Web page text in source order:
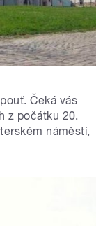
Čeká vás
z počátku 20.
náměstí,